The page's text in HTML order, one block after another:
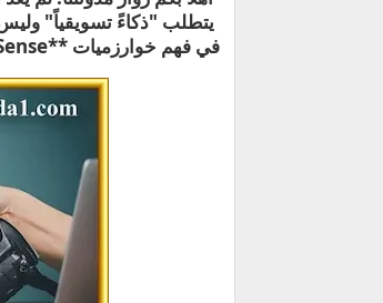
يتطلب "ذكاءً تسويقياً"
في فهم خوارزميات **Google AdSense** المحدثة، فإن هذا الدليل سيوفر عليك عناء البحث الطويل.